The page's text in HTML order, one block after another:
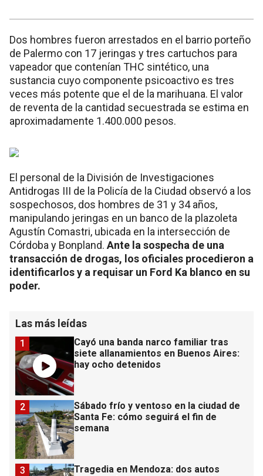
Dos hombres fueron arrestados en el barrio porteño
de Palermo con 17 jeringas y tres cartuchos para
vapeador que contenían THC sintético, una
sustancia cuyo componente psicoactivo es tres
veces más potente que el de la marihuana. El valor
de reventa de la cantidad secuestrada se estima en
aproximadamente 1.400.000 pesos.
El personal de la División de Investigaciones
Antidrogas III de la Policía de la Ciudad observó a los
sospechosos, dos hombres de 31 y 34 años,
manipulando jeringas en un banco de la plazoleta
Agustín Comastri, ubicada en la intersección de
Córdoba y Bonpland. Ante la sospecha de una
transacción de drogas, los oficiales procedieron a
identificarlos y a requisar un Ford Ka blanco en su
poder.
Las más leídas
Cayó una banda narco familiar tras
siete allanamientos en Buenos Aires:
hay ocho detenidos
1
Sábado frío y ventoso en la ciudad de
Santa Fe: cómo seguirá el fin de
semana
2
Tragedia en Mendoza: dos autos
3